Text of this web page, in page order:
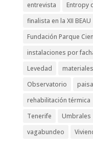
entrevista
Entropy
finalista en la XII BEAU
Fundación Parque
instalaciones por
Levedad
materiales
Observatorio
rehabilitación térmica
Tenerife
Umbrales
vagabundeo